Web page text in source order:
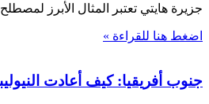
جزيرة هايتي تعتبر المثال الأبرز لمصطلح ”الفناء
اضغط هنا للقراءة »
جنوب أفريقيا: كيف أعادت